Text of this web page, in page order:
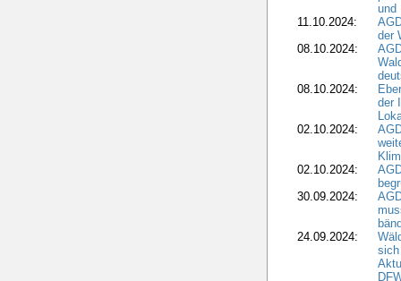
und
11.10.2024:
der
08.10.2024:
08.10.2024:
der
02.10.2024:
02.10.2024:
30.09.2024:
24.09.2024:
sich